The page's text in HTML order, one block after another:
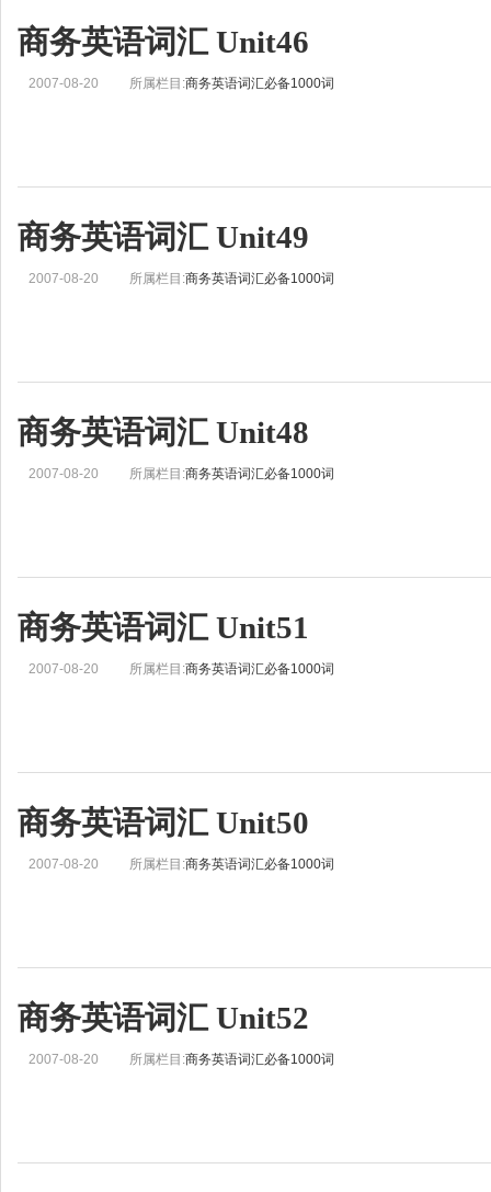
商务英语词汇 Unit46
2007-08-20 所属栏目:商务英语词汇必备1000词
商务英语词汇 Unit49
2007-08-20 所属栏目:商务英语词汇必备1000词
商务英语词汇 Unit48
2007-08-20 所属栏目:商务英语词汇必备1000词
商务英语词汇 Unit51
2007-08-20 所属栏目:商务英语词汇必备1000词
商务英语词汇 Unit50
2007-08-20 所属栏目:商务英语词汇必备1000词
商务英语词汇 Unit52
2007-08-20 所属栏目:商务英语词汇必备1000词